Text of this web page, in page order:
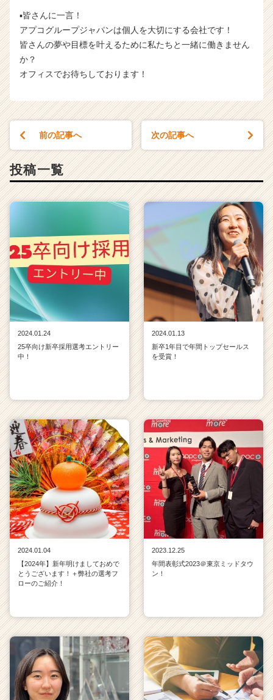
▪️皆さんに一言！
アプコグループジャパンは個人を大切にする会社です！
皆さんの夢や目標を叶えるために私たちと一緒に働きません
か？
オフィスでお待ちしております！
前の記事へ 次の記事へ
投稿一覧
2024.01.24
25卒向け新卒採用選考エントリー
中！
2024.01.13
新卒1年目で年間トップセールス
を受賞！
2024.01.04
【2024年】新年明けましておめで
とうございます！＋弊社の選考フ
ローのご紹介！
2023.12.25
年間表彰式2023＠東京ミッドタウ
ン！